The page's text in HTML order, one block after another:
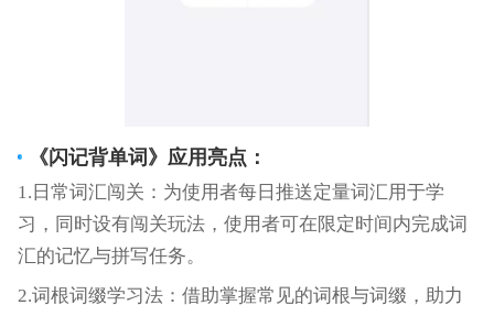
《闪记背单词 》应用亮点：
1.日常词汇闯关：为使用者每日推送定量词汇用于学
习，同时设有闯关玩法，使用者可在限定时间内完成词
汇的记忆与拼写任务。
2.词根词缀学习法：借助掌握常见的词根与词缀，助力